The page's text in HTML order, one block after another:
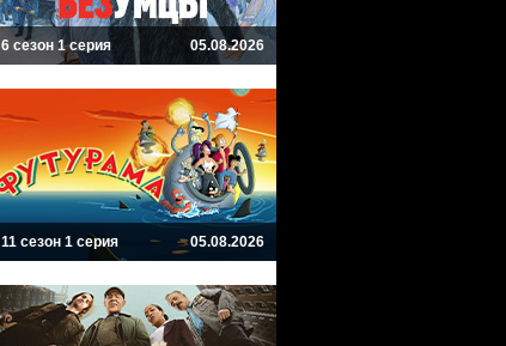
6 сезон 1 серия 05.08.2026
11 сезон 1 серия 05.08.2026